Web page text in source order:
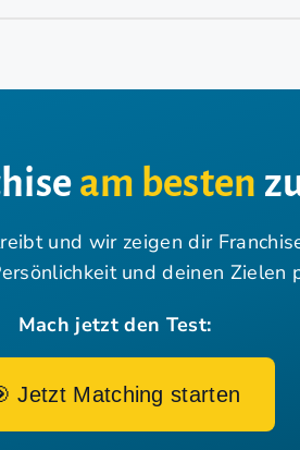
am besten
und wir zeigen dir
und deinen Zielen
Mach jetzt den Test:
Jetzt Matching starten